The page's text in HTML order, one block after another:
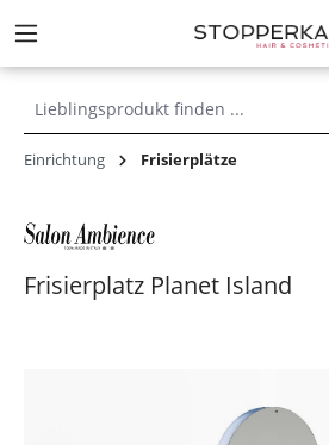
springen
Einrichtung Frisierplätze
Frisierplatz Planet Island